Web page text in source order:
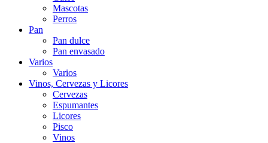
Mascotas
Perros
Pan
Pan dulce
Pan envasado
Varios
Varios
Vinos, Cervezas y Licores
Cervezas
Espumantes
Licores
Pisco
Vinos